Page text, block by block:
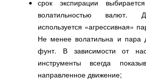
срок экспирации
волатильностью валют.
используется «агрессивная»
Не менее волатильна и пара
фунт. В зависимости от
инструменты всегда
направленное движение;